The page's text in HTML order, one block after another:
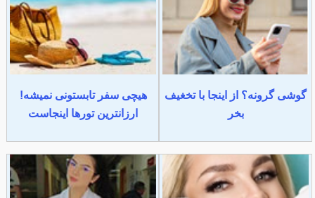
گوشی گرونه؟ از اینجا با تخغیف
بخر
هیچی سفر تابستونی نمیشه!
ارزانترین تورها اینجاست